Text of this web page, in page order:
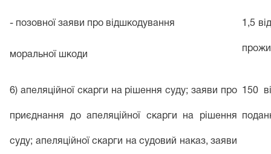
- позовної заяви про відшкодування
моральної шкоди
1,5
6) апеляційної скарги на рішення суду; заяви про
приєднання до апеляційної скарги на рішення
суду; апеляційної скарги на судовий наказ, заяви
150